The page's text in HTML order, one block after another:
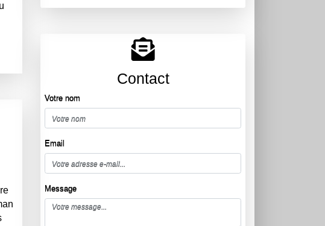
Contact
Votre nom
Email
Message